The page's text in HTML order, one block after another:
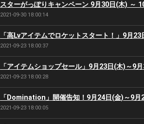
スターがっぽりキャンペーン 9月30日(木) ～
2021-09-30 18:00:14
「高Lvアイテムでロケットスタート！」9月
2021-09-23 18:00:37
「アイテムショップセール」9月23日(木)～9
2021-09-23 18:00:28
「Domination」開催告知！9月24日(金)～9月
2021-09-23 18:00:05